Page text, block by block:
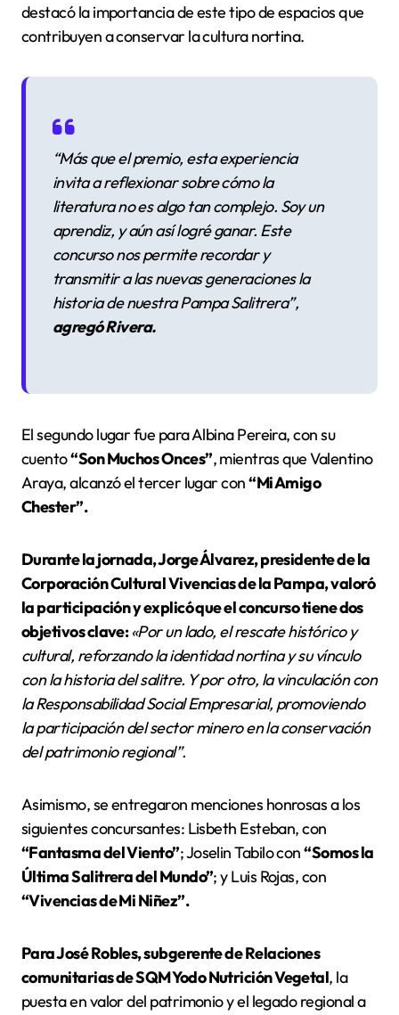
destacó la importancia de este tipo de espacios que
contribuyen a conservar la cultura nortina.
“Más que el premio, esta experiencia
invita a reflexionar sobre cómo la
literatura no es algo tan complejo. Soy un
aprendiz, y aún así logré ganar. Este
concurso nos permite recordar y
transmitir a las nuevas generaciones la
historia de nuestra Pampa Salitrera”,
agregó Rivera.
El segundo lugar fue para Albina Pereira, con su
cuento“Son Muchos Onces”, mientras que Valentino
Araya, alcanzó el tercer lugar con“Mi Amigo
Chester”.
Durante la jornada, Jorge Álvarez, presidente de la
Corporación Cultural Vivencias de la Pampa, valoró
la participación y explicó que el concurso tiene dos
objetivos clave: «Por un lado, el rescate histórico y
cultural, reforzando la identidad nortina y su vínculo
con la historia del salitre. Y por otro, la vinculación con
la Responsabilidad Social Empresarial, promoviendo
la participación del sector minero en la conservación
del patrimonio regional”.
Asimismo, se entregaron menciones honrosas a los
siguientes concursantes: Lisbeth Esteban, con
“Fantasma del Viento”; Joselin Tabilo con“Somos la
Última Salitrera del Mundo”; y Luis Rojas, con
“Vivencias de Mi Niñez”.
Para José Robles, subgerente de Relaciones
comunitarias de SQM Yodo Nutrición Vegetal, la
puesta en valor del patrimonio y el legado regional a